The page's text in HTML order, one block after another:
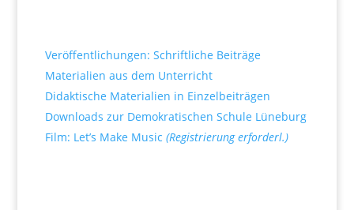
Veröffentlichungen: Schriftliche Beiträge
Materialien aus dem Unterricht
Didaktische Materialien in Einzelbeiträgen
Downloads zur Demokratischen Schule Lüneburg
Film: Let’s Make Music (Registrierung erforderl.)